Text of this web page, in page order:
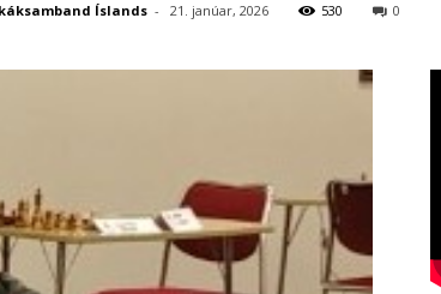
Íslands - 21. janúar, 2026 530 0